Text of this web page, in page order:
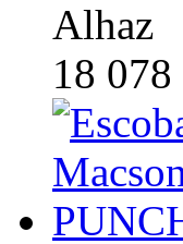
Alhaz
18 078